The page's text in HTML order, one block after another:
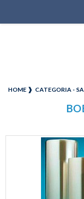
HOME ❱ CATEGORIA -